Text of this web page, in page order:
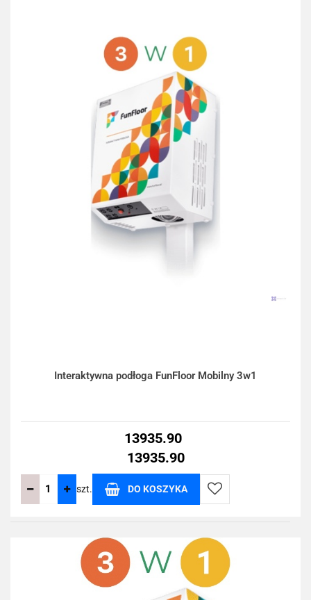
Interaktywna podłoga FunFloor Mobilny 3w1
13935.90
13935.90
szt. DO KOSZYKA
Do
przechowalni